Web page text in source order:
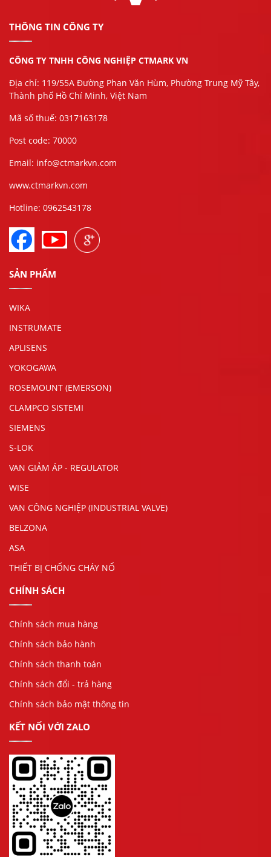
THÔNG TIN CÔNG TY
CÔNG TY TNHH CÔNG NGHIỆP CTMARK VN
Địa chỉ: 119/55A Đường Phan Văn Hùm, Phường Trung Mỹ Tây,
Thành phố Hồ Chí Minh, Việt Nam
Mã số thuế: 0317163178
Post code: 70000
Email: info@ctmarkvn.com
www.ctmarkvn.com
Hotline: 0962543178
SẢN PHẨM
WIKA
INSTRUMATE
APLISENS
YOKOGAWA
ROSEMOUNT (EMERSON)
CLAMPCO SISTEMI
SIEMENS
S-LOK
VAN GIẢM ÁP - REGULATOR
WISE
VAN CÔNG NGHIỆP (INDUSTRIAL VALVE)
BELZONA
ASA
THIẾT BỊ CHỐNG CHÁY NỔ
CHÍNH SÁCH
Chính sách mua hàng
Chính sách bảo hành
Chính sách thanh toán
Chính sách đổi - trả hàng
Chính sách bảo mật thông tin
KẾT NỐI VỚI ZALO